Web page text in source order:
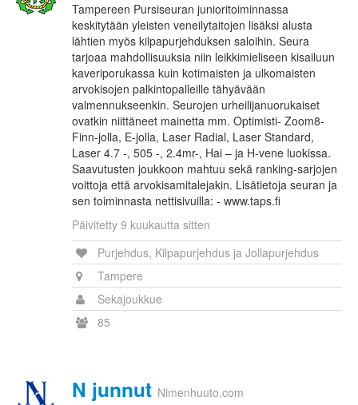
Tampereen Pursiseuran junioritoiminnassa
keskitytään yleisten veneilytaitojen lisäksi alusta
lähtien myös kilpapurjehduksen saloihin. Seura
tarjoaa mahdollisuuksia niin leikkimieliseen kisailuun
kaveriporukassa kuin kotimaisten ja ulkomaisten
arvokisojen palkintopalleille tähyävään
valmennukseenkin. Seurojen urheilijanuorukaiset
ovatkin niittäneet mainetta mm. Optimisti- Zoom8-
Finn-jolla, E-jolla, Laser Radial, Laser Standard,
Laser 4.7 -, 505 -, 2.4mr-, Hai – ja H-vene luokissa.
Saavutusten joukkoon mahtuu sekä ranking-sarjojen
voittoja että arvokisamitalejakin. Lisätietoja seuran ja
sen toiminnasta nettisivuilla: - www.taps.fi
Päivitetty 9 kuukautta sitten
Purjehdus, Kilpapurjehdus ja Jollapurjehdus
Tampere
Sekajoukkue
85
N junnut Nimenhuuto.com